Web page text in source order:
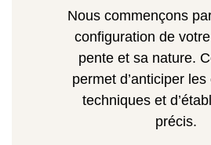
Nous commençons
configuration de
pente et sa nature.
permet d’anticiper
techniques et
précis.